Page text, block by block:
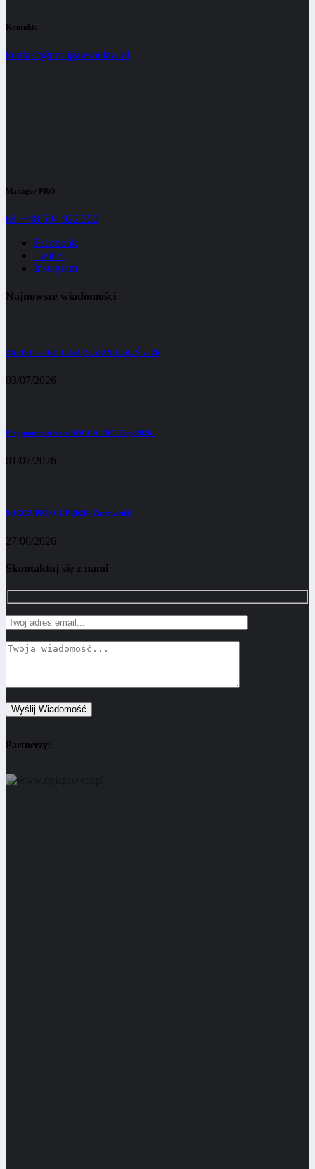
Kontakt:
kontakt@proligawroclaw.pl
Manager PRO
tel. +48 504 922 350
Facebook
Twitter
Instagram
Najnowsze wiadomości
ZAPISY – PRO LIGA | SEZON JESIEŃ 2026
03/07/2026
Flagman mistrzem SOCCA PRO Cup 2026!
01/07/2026
SOCCA PRO CUP 2026 [Zapowiedź]
27/06/2026
Skontaktuj się z nami
Partnerzy: